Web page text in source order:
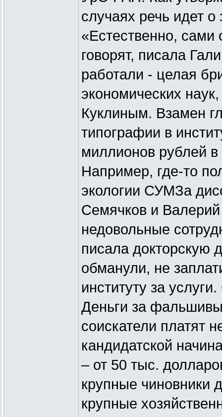
случаях речь идет
«Естественно, сами
говорят, писала
работали - целая
экономических
Куклиным. Взамен
типографии в
миллионов рублей
Например, где-то
экологии СУМЗа
Семячков и
недовольные
писала докторскую
обманули, не
институту за
Деньги за
соискатели платят
кандидатской
– от 50 тыс.
крупные чиновники
крупные